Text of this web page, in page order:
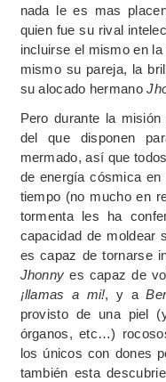
nada le es mas
quien fue su rival
incluirse el mismo en
mismo su pareja, la
su alocado hermano
Pero durante la
del que disponen
mermado, así que
de energía cósmica
tiempo (no mucho en
tormenta les ha
capacidad de moldear
es capaz de tornarse
Jhonny es capaz de
¡llamas a mi!, y a
provisto de una piel
órganos, etc…)
los únicos con dones
también esta